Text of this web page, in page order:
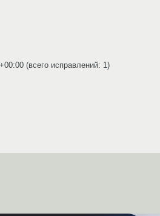
(всего исправлений: 1)